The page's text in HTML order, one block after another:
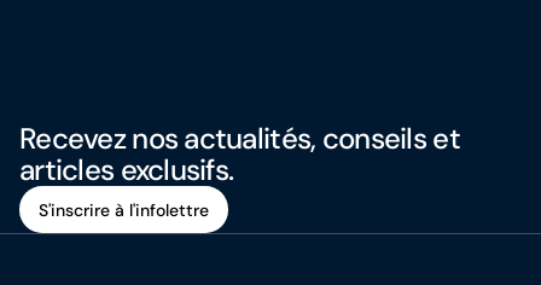
Recevez nos actualités, conseils et
articles exclusifs.
S'inscrire à l'infolettre